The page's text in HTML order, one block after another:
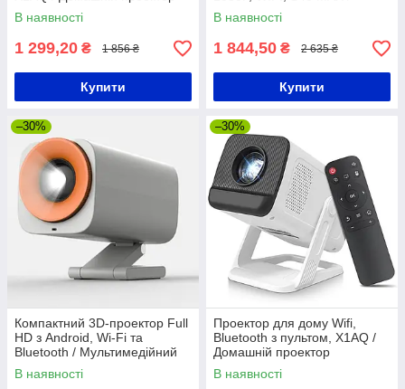
портативний / Міні проектор
В наявності
1 299,20 ₴ 1 856 ₴
Купити
Домашній проектор Смарт
В наявності
1 844,50 ₴ 2 635 ₴
Купити
–30%
Компактний 3D-проектор Full
HD з Android, Wi-Fi та
Bluetooth / Мультимедійний
проектор домашній / Міні
проектор смарт
В наявності
–30%
Проектор для дому Wifi,
Bluetooth з пультом, X1AQ /
Домашній проектор
портативний / Міні проектор
В наявності